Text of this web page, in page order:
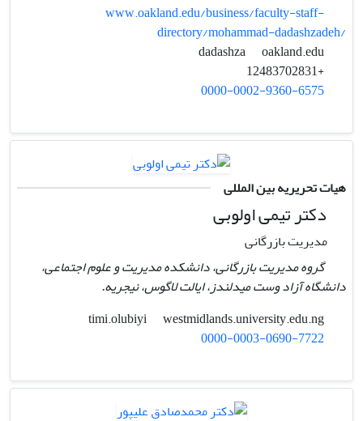
www.oakland.edu/business/faculty-staff-
directory/mohammad-dadashzadeh/
oakland.edu
+12483702831
0000-0002-9360-6575
هیات تحریریه بین المللی
دکتر تیمی اولوبی
مدیریت بازرگانی
گروه مدیریت بازرگانی، دانشکده مدیریت و علوم اجتماعی،
دانشگاه آزاد وست میدلندز، ایالت لاگوس، نیجریه.
westmidlands.university.edu.ng
0000-0003-0690-7722